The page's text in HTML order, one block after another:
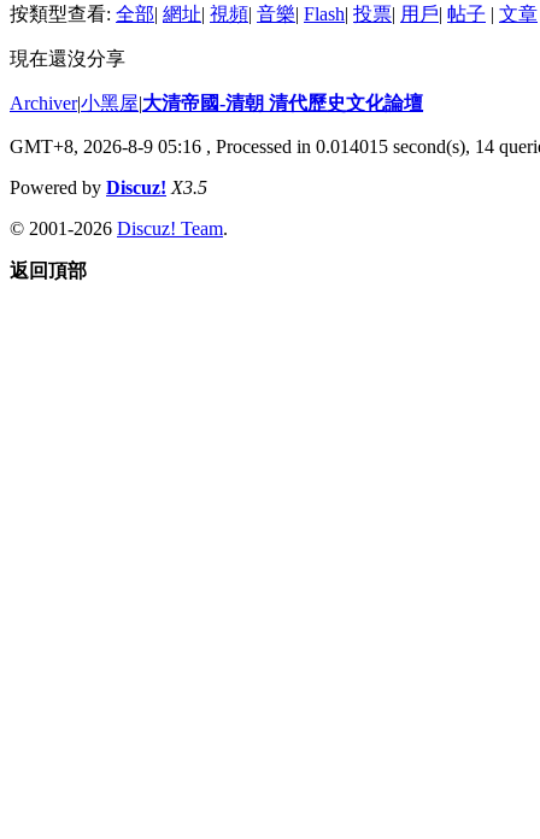
按類型查看: 全部| 網址| 視頻| 音樂| Flash| 投票| 用戶| 帖子 | 文章
現在還沒分享
Archiver|小黑屋|大清帝國-清朝 清代歷史文化論壇
GMT+8, 2026-8-9 05:16 , Processed in 0.014015 second(s), 14
Powered by Discuz! X3.5
© 2001-2026 Discuz! Team.
返回頂部